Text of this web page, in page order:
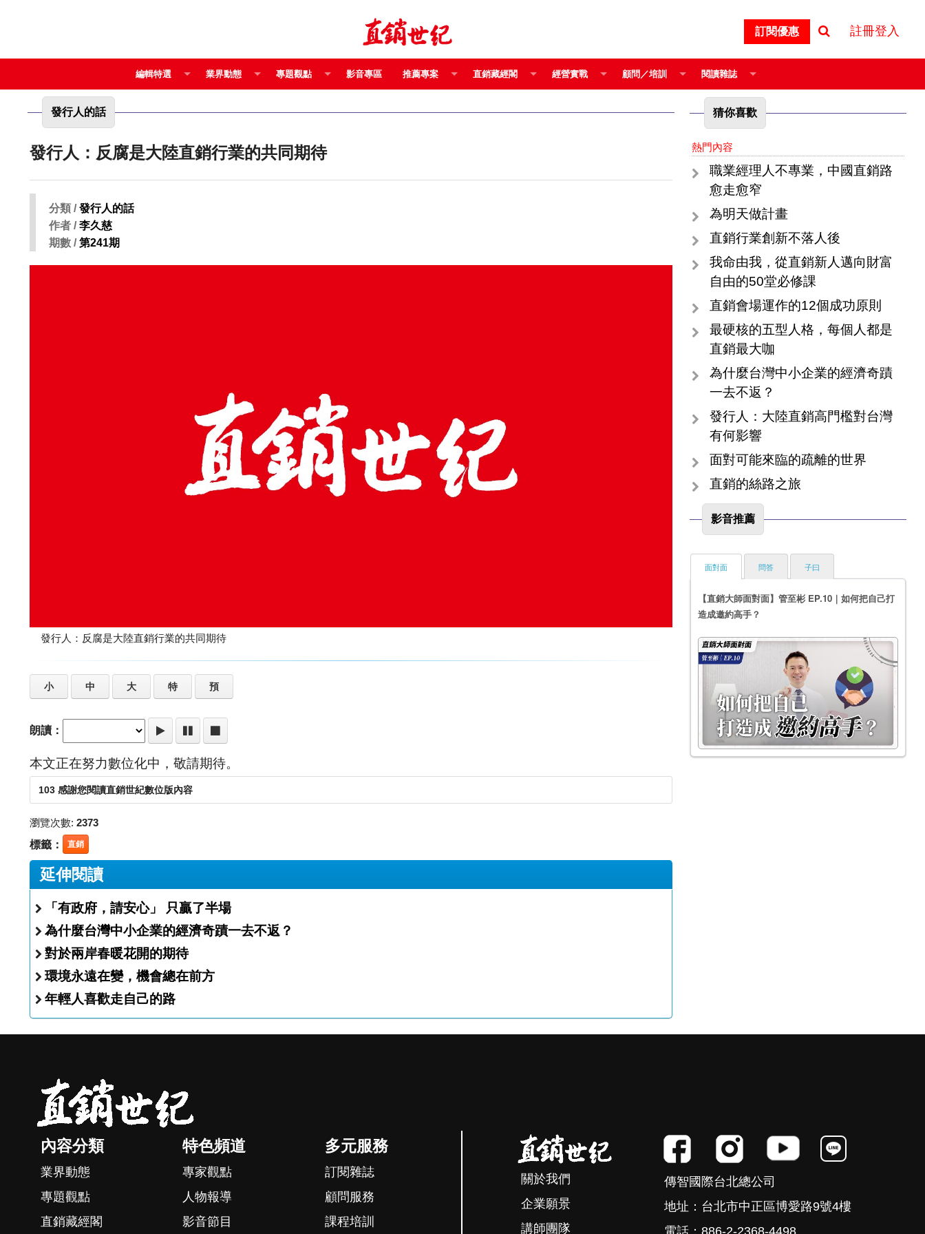
訂閱優惠 註冊登入
編輯特選 業界動態 專題觀點 影音專區 推薦專案 直銷藏經閣 經營實戰 顧問／培訓 閱讀雜誌
發行人的話
發行人：反腐是大陸直銷行業的共同期待
分類 /發行人的話
作者 /李久慈
期數 /第241期
發行人：反腐是大陸直銷行業的共同期待
小 中 大 特 預
朗讀：
本文正在努力數位化中，敬請期待。
103 感謝您閱讀直銷世紀數位版內容
瀏覽次數: 2373
標籤： 直銷
延伸閱讀
「有政府，請安心」 只贏了半場
為什麼台灣中小企業的經濟奇蹟一去不返？
對於兩岸春暖花開的期待
環境永遠在變，機會總在前方
年輕人喜歡走自己的路
猜你喜歡
熱門內容
職業經理人不專業，中國直銷路
愈走愈窄
為明天做計畫
直銷行業創新不落人後
我命由我，從直銷新人邁向財富
自由的50堂必修課
直銷會場運作的12個成功原則
最硬核的五型人格，每個人都是
直銷最大咖
為什麼台灣中小企業的經濟奇蹟
一去不返？
發行人：大陸直銷高門檻對台灣
有何影響
面對可能來臨的疏離的世界
直銷的絲路之旅
影音推薦
面對面
【直銷大師面對面】管至彬 EP.10｜如何把自己打
造成邀約高手？
問答 子曰
內容分類
業界動態
專題觀點
直銷藏經閣
特色頻道
專家觀點
人物報導
影音節目
多元服務
訂閱雜誌
顧問服務
課程培訓
關於我們
企業願景
講師團隊
傳智國際台北總公司
地址：台北市中正區博愛路9號4樓
電話：886-2-2368-4498